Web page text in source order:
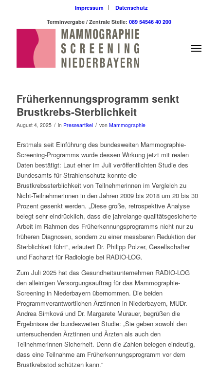
Impressum
Datenschutz
Terminvergabe / Zentrale Stelle: 089 54546 40 200
Früherkennungsprogramm senkt
Brustkrebs-Sterblichkeit
August 4, 2025 / in Presseartikel / von Mammographie
Erstmals seit Einführung des bundesweiten Mammographie-
Screening-Programms wurde dessen Wirkung jetzt mit realen
Daten bestätigt: Laut einer im Juli veröffentlichten Studie des
Bundesamts für Strahlenschutz konnte die
Brustkrebssterblichkeit von Teilnehmerinnen im Vergleich zu
Nicht-Teilnehmerinnen in den Jahren 2009 bis 2018 um 20 bis 30
Prozent gesenkt werden. „Diese große, retrospektive Analyse
belegt sehr eindrücklich, dass die jahrelange qualitätsgesicherte
Arbeit im Rahmen des Früherkennungsprogramms nicht nur zu
früheren Diagnosen, sondern zu einer messbaren Reduktion der
Sterblichkeit führt“, erläutert Dr. Philipp Polzer, Gesellschafter
und Facharzt für Radiologie bei RADIO-LOG.
Zum Juli 2025 hat das Gesundheitsunternehmen RADIO-LOG
den alleinigen Versorgungsauftrag für das Mammographie-
Screening in Niederbayern übernommen. Die beiden
Programmverantwortlichen Ärztinnen in Niederbayern, MUDr.
Andrea Simková und Dr. Margarete Murauer, begrüßen die
Ergebnisse der bundesweiten Studie: „Sie geben sowohl den
untersuchenden Ärztinnen und Ärzten als auch den
Teilnehmerinnen Sicherheit. Denn die Zahlen belegen eindeutig,
dass eine Teilnahme am Früherkennungsprogramm vor dem
Brustkrebstod schützen kann.“